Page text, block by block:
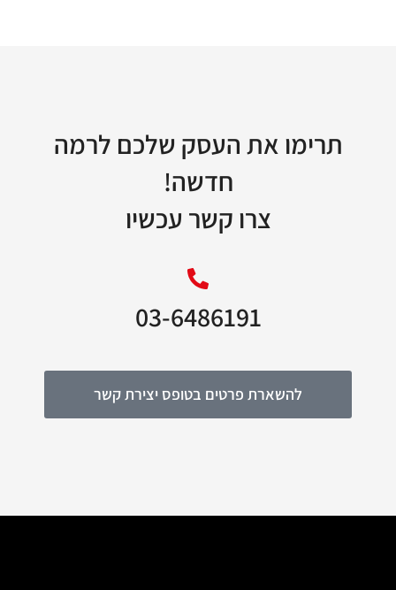
תרימו את העסק שלכם לרמה
חדשה!
צרו קשר עכשיו
03-6486191
להשארת פרטים בטופס יצירת קשר